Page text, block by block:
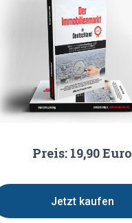
Preis: 19,90 Euro
Jetzt kaufen